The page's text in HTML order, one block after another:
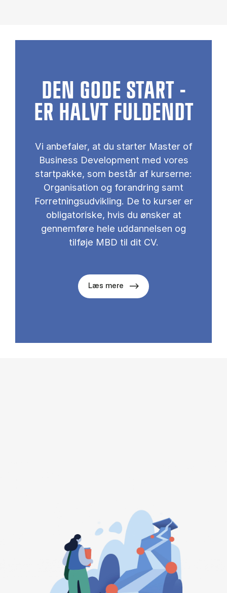
DEN GODE START -
ER HALVT FULDENDT
Vi anbefaler, at du starter Master of
Business Development med vores
startpakke, som består af kurserne:
Organisation og forandring samt
Forretningsudvikling. De to kurser er
obligatoriske, hvis du ønsker at
gennemføre hele uddannelsen og
tilføje MBD til dit CV.
Læs mere